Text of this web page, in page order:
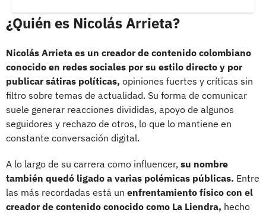
¿Quién es Nicolás Arrieta?
Nicolás Arrieta es un creador de contenido colombiano
conocido en redes sociales por su estilo directo y por
publicar sátiras políticas, opiniones fuertes y críticas sin
filtro sobre temas de actualidad. Su forma de comunicar
suele generar reacciones divididas, apoyo de algunos
seguidores y rechazo de otros, lo que lo mantiene en
constante conversación digital.
A lo largo de su carrera como influencer, su nombre
también quedó ligado a varias polémicas públicas. Entre
las más recordadas está un enfrentamiento físico con el
creador de contenido conocido como La Liendra, hecho